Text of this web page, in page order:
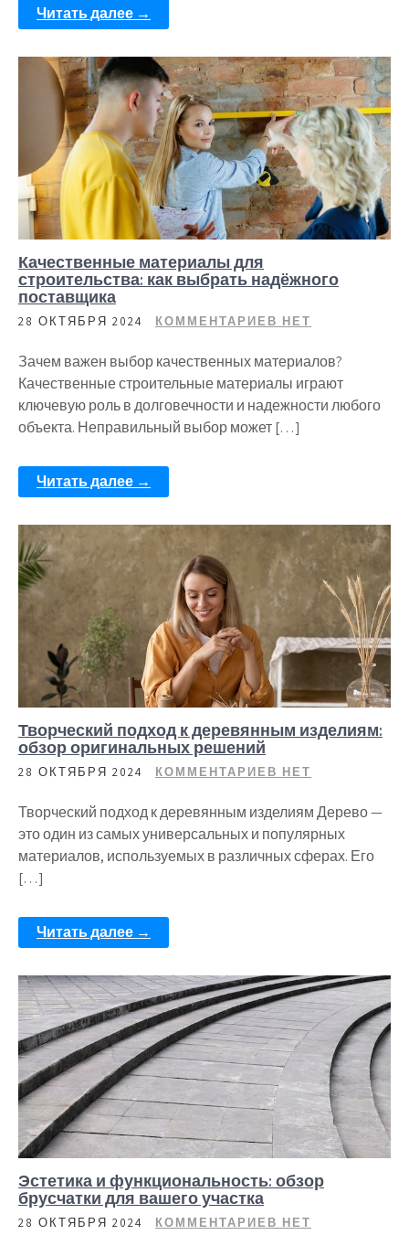
Читать далее →
Качественные материалы для
строительства: как выбрать надёжного
поставщика
28 ОКТЯБРЯ 2024 КОММЕНТАРИЕВ НЕТ
Зачем важен выбор качественных материалов?
Качественные строительные материалы играют
ключевую роль в долговечности и надежности любого
объекта. Неправильный выбор может […]
Читать далее →
Творческий подход к деревянным изделиям:
обзор оригинальных решений
28 ОКТЯБРЯ 2024 КОММЕНТАРИЕВ НЕТ
Творческий подход к деревянным изделиям Дерево —
это один из самых универсальных и популярных
материалов, используемых в различных сферах. Его
[…]
Читать далее →
Эстетика и функциональность: обзор
брусчатки для вашего участка
28 ОКТЯБРЯ 2024 КОММЕНТАРИЕВ НЕТ